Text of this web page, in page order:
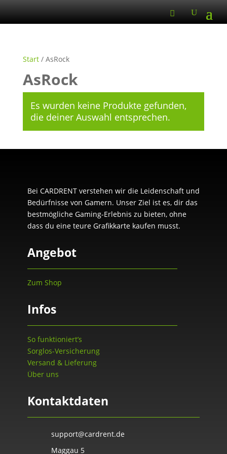
Start/ AsRock
AsRock
Es wurden keine Produkte gefunden,
die deiner Auswahl entsprechen.
Bei CARDRENT verstehen wir die Leidenschaft und
Bedürfnisse von Gamern. Unser Ziel ist es, dir das
bestmögliche Gaming-Erlebnis zu bieten, ohne
dass du eine teure Grafikkarte kaufen musst.
Angebot
Zum Shop
Infos
So funktioniert’s
Sorglos-Versicherung
Versand & Lieferung
Über uns
Kontaktdaten
support@cardrent.de
Maggau 5